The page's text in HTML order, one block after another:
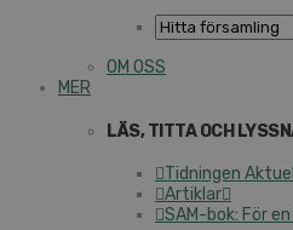
OM OSS
MER
LÄS, TITTA OCH
Tidningen
Artiklar
SAM-bok: För